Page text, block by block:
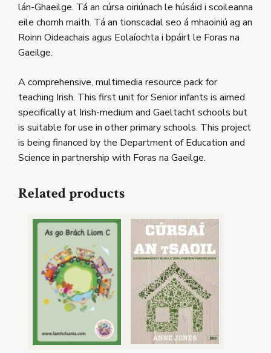
lán-Ghaeilge. Tá an cúrsa oiriúnach le húsáid i scoileanna
eile chomh maith. Tá an tionscadal seo á mhaoiniú ag an
Roinn Oideachais agus Eolaíochta i bpáirt le Foras na
Gaeilge.
A comprehensive, multimedia resource pack for
teaching Irish. This first unit for Senior infants is aimed
specifically at Irish-medium and Gaeltacht schools but
is suitable for use in other primary schools. This project
is being financed by the Department of Education and
Science in partnership with Foras na Gaeilge.
Related products